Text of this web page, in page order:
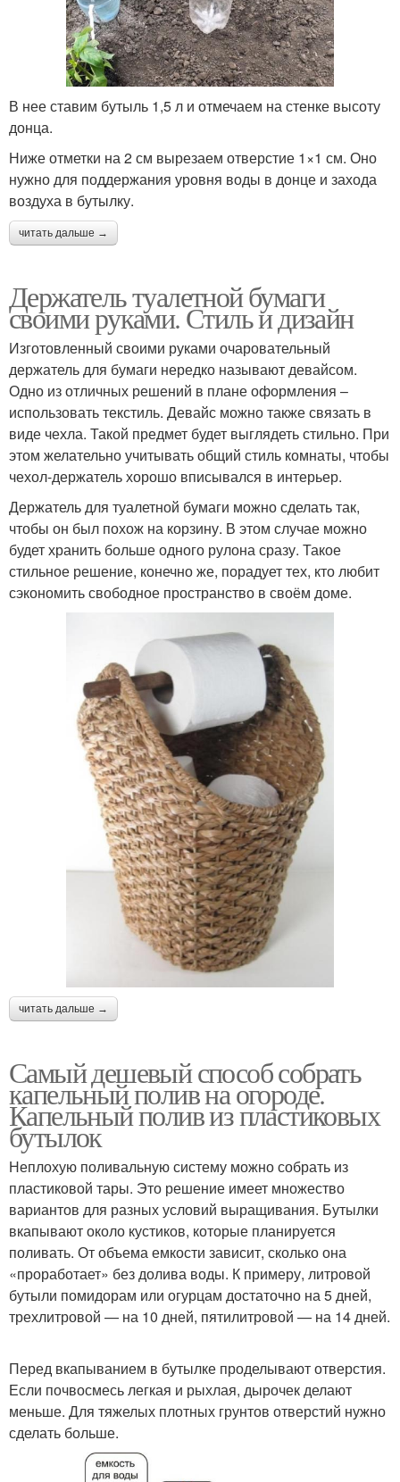
В нее ставим бутыль 1,5 л и отмечаем на стенке высоту
донца.
Ниже отметки на 2 см вырезаем отверстие 1×1 см. Оно
нужно для поддержания уровня воды в донце и захода
воздуха в бутылку.
читать дальше →
Держатель туалетной бумаги
своими руками. Стиль и дизайн
Изготовленный своими руками очаровательный
держатель для бумаги нередко называют девайсом.
Одно из отличных решений в плане оформления –
использовать текстиль. Девайс можно также связать в
виде чехла. Такой предмет будет выглядеть стильно. При
этом желательно учитывать общий стиль комнаты, чтобы
чехол-держатель хорошо вписывался в интерьер.
Держатель для туалетной бумаги можно сделать так,
чтобы он был похож на корзину. В этом случае можно
будет хранить больше одного рулона сразу. Такое
стильное решение, конечно же, порадует тех, кто любит
сэкономить свободное пространство в своём доме.
читать дальше →
Самый дешевый способ собрать
капельный полив на огороде.
Капельный полив из пластиковых
бутылок
Неплохую поливальную систему можно собрать из
пластиковой тары. Это решение имеет множество
вариантов для разных условий выращивания. Бутылки
вкапывают около кустиков, которые планируется
поливать. От объема емкости зависит, сколько она
«проработает» без долива воды. К примеру, литровой
бутыли помидорам или огурцам достаточно на 5 дней,
трехлитровой — на 10 дней, пятилитровой — на 14 дней.
Перед вкапыванием в бутылке проделывают отверстия.
Если почвосмесь легкая и рыхлая, дырочек делают
меньше. Для тяжелых плотных грунтов отверстий нужно
сделать больше.